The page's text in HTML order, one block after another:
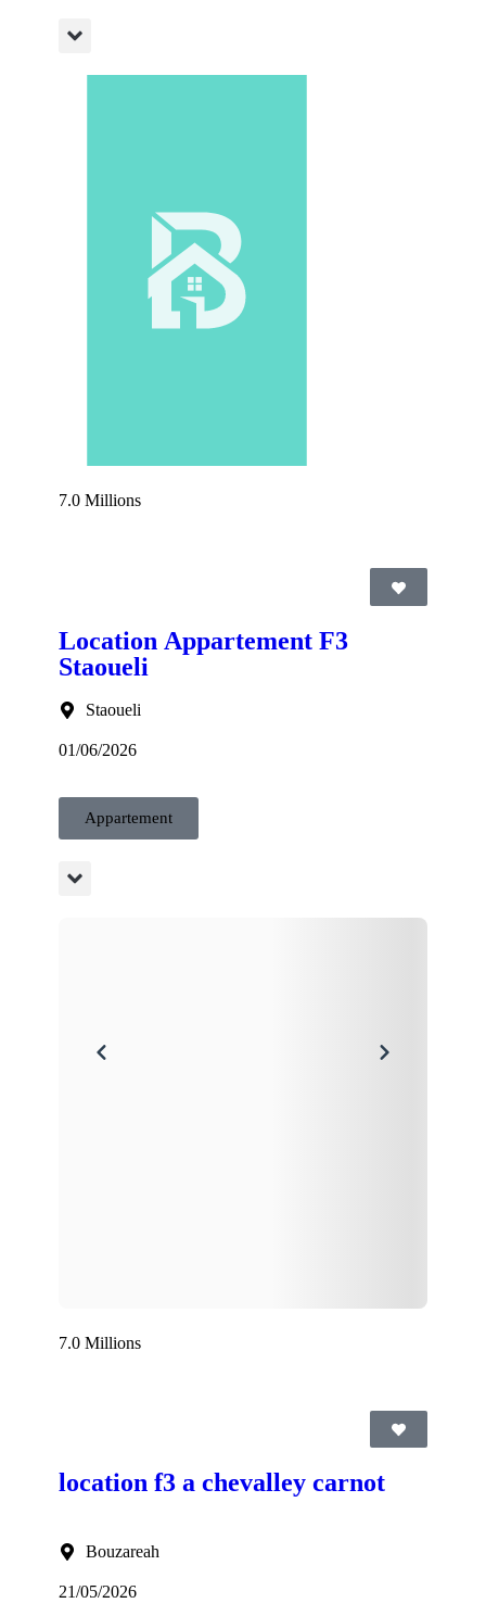
7.0 Millions
Location Appartement F3
Staoueli
Staoueli
01/06/2026
Appartement
7.0 Millions
location f3 a chevalley carnot
Bouzareah
21/05/2026